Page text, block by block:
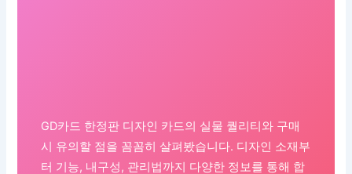
GD카드 한정판 디자인 카드의 실물 퀄리티와 구매
시 유의할 점을 꼼꼼히 살펴봤습니다. 디자인 소재부
터 기능, 내구성, 관리법까지 다양한 정보를 통해 합